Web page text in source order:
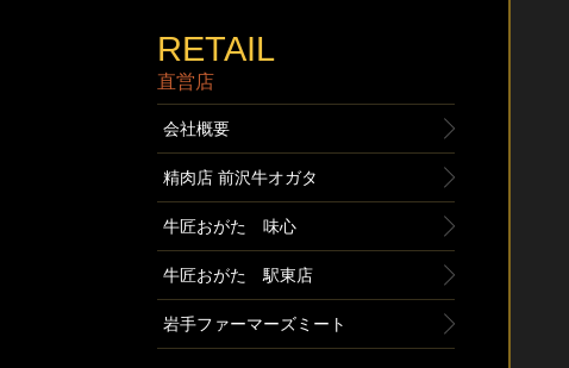
RETAIL
直営店
会社概要
精肉店 前沢牛オガタ
牛匠おがた 味心
牛匠おがた 駅東店
岩手ファーマーズミート